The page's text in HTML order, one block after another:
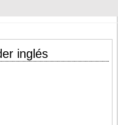
inglés